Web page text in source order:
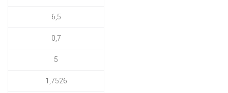
6,5
0,7
5
1,7526